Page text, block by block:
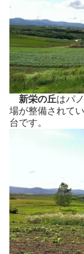
新栄の丘はパ
場が整備されて
台です。